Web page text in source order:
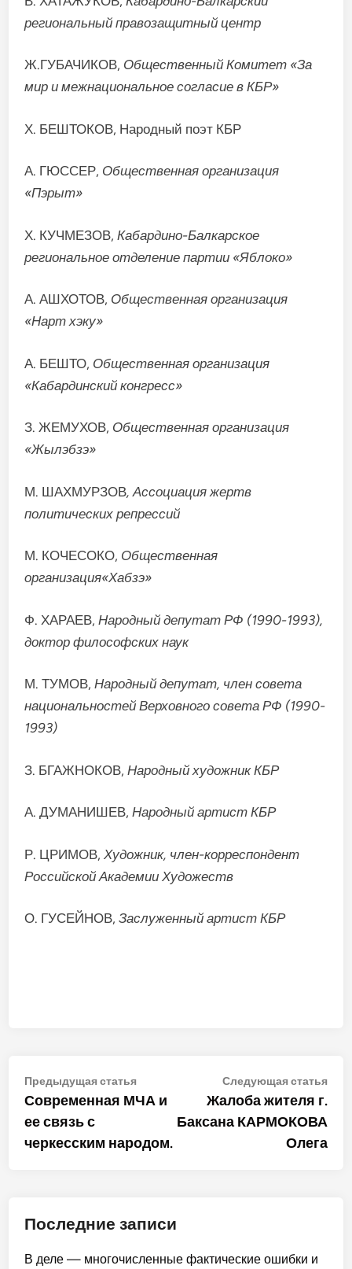
региональный правозащитный центр
Ж.ГУБАЧИКОВ, Общественный Комитет «За
мир и межнациональное согласие в КБР»
Х. БЕШТОКОВ, Народный поэт КБР
А. ГЮССЕР, Общественная организация
«Пэрыт»
Х. КУЧМЕЗОВ,Кабардино-Балкарское
региональное отделение партии «Яблоко»
А. АШХОТОВ, Общественная организация
«Нарт хэку»
А. БЕШТО, Общественная организация
«Кабардинский конгресс»
З. ЖЕМУХОВ, Общественная организация
«Жылэбзэ»
М. ШАХМУРЗОВ,Ассоциация жертв
политических репрессий
М. КОЧЕСОКО, Общественная
организация«Хабзэ»
Ф. ХАРАЕВ,Народный депутат РФ (1990-1993),
доктор философских наук
М. ТУМОВ,Народный депутат, член совета
национальностей Верховного совета РФ (1990-
1993)
З. БГАЖНОКОВ,Народный художник КБР
А. ДУМАНИШЕВ,Народный артист КБР
Р. ЦРИМОВ,Художник, член-корреспондент
Российской Академии Художеств
О. ГУСЕЙНОВ,Заслуженный артист КБР
Навигация
по
записям
Предыдущая статьяПредыдущая
статья:
Современная МЧА и
ее связь с
черкесским народом.
Следующая статья
Жалоба жителя г.
Баксана КАРМОКОВА
Олега
Последние записи
В деле — многочисленные фактические ошибки и